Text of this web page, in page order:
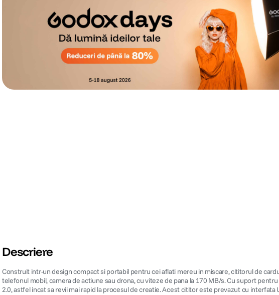
Descriere
Construit intr-un design compact si portabil pentru cei aflati mereu in miscare, cititorul de
telefonul mobil, camera de actiune sau drona, cu viteze de pana la 170 MB/s. Cu suport
2.0, astfel incat sa revii mai rapid la procesul de creatie. Acest cititor este prevazut cu